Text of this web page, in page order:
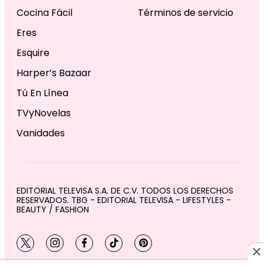
Cocina Fácil
Eres
Esquire
Harper’s Bazaar
Tú En Línea
TVyNovelas
Vanidades
Términos de servicio
EDITORIAL TELEVISA S.A. DE C.V. TODOS LOS DERECHOS
RESERVADOS. TBG - EDITORIAL TELEVISA - LIFESTYLES -
BEAUTY / FASHION
twitterinstagram
facebooktiktokpinterest